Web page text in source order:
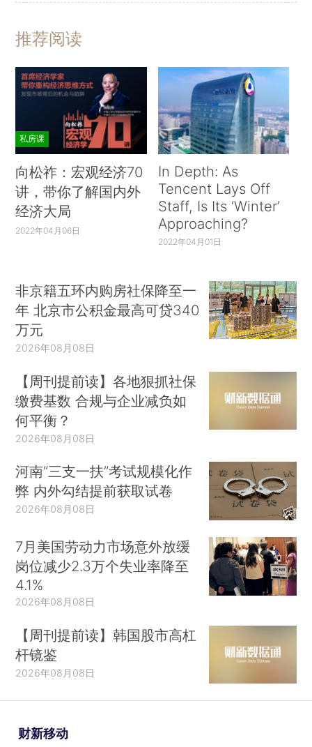
推荐阅读
私房课
向松祚：宏观经济70
讲，带你了解国内外
经济大局
2022年04月06日
In Depth: As
Tencent Lays Off
Staff, Is Its ‘Winter’
Approaching?
2022年04月01日
非京籍五环内购房社保降至一
年 北京市公积金最高可贷340
万元
2026年08月08日
【周刊提前读】各地狠抓社保
缴费基数 合规与企业减负如
何平衡？
2026年08月08日
河南“三支一扶”考试规模化作
弊 内外勾结提前获取试卷
2026年08月08日
7月美国劳动力市场意外放缓
岗位减少2.3万个失业率降至
4.1%
2026年08月08日
【周刊提前读】韩国股市高杠
杆镜鉴
2026年08月08日
财新移动